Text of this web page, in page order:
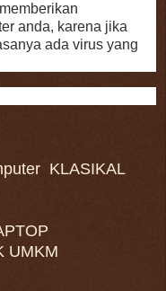
anda, karena jika
ada virus yang
KLASIKAL
UMKM